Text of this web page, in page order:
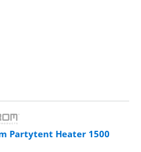
Partytent Heater 1500